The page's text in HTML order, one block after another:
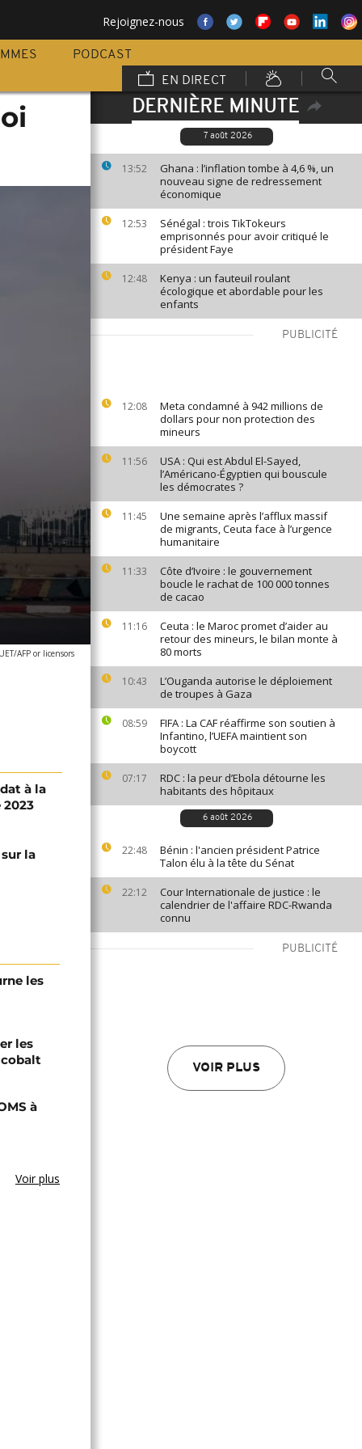
Rejoignez-nous
PODCAST
EN DIRECT
DERNIÈRE MINUTE
7 août 2026
13:52
Ghana : l’inflation tombe à 4,6 %, un
nouveau signe de redressement
économique
12:53
Sénégal : trois TikTokeurs
emprisonnés pour avoir critiqué le
président Faye
12:48
Kenya : un fauteuil roulant
écologique et abordable pour les
enfants
PUBLICITÉ
12:08
Meta condamné à 942 millions de
dollars pour non protection des
mineurs
11:56
USA : Qui est Abdul El-Sayed,
l’Américano-Égyptien qui bouscule
les démocrates ?
11:45
Une semaine après l’afflux massif
de migrants, Ceuta face à l’urgence
humanitaire
11:33
Côte d’Ivoire : le gouvernement
boucle le rachat de 100 000 tonnes
de cacao
11:16
Ceuta : le Maroc promet d’aider au
retour des mineurs, le bilan monte à
80 morts
10:43
L’Ouganda autorise le déploiement
de troupes à Gaza
08:59
FIFA : La CAF réaffirme son soutien à
Infantino, l’UEFA maintient son
boycott
07:17
RDC : la peur d’Ebola détourne les
habitants des hôpitaux
6 août 2026
22:48
Bénin : l'ancien président Patrice
Talon élu à la tête du Sénat
22:12
Cour Internationale de justice : le
calendrier de l'affaire RDC-Rwanda
connu
PUBLICITÉ
VOIR PLUS
AFP or licensors
à la
la
les
les
à
Voir plus